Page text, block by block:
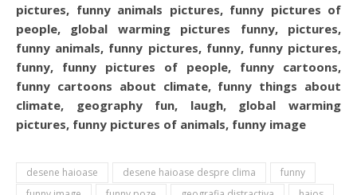
pictures, funny animals pictures, funny pictures of
people, global warming pictures funny, pictures,
funny animals, funny pictures, funny, funny pictures,
funny, funny pictures of people, funny cartoons,
funny cartoons about climate, funny things about
climate, geography fun, laugh, global warming
pictures, funny pictures of animals, funny image
desene haioase desene haioase despre clima
funny